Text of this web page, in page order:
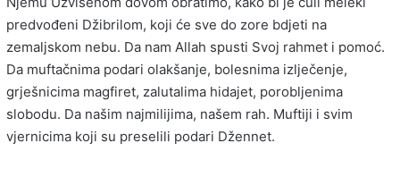
predvođeni Džibrilom, koji će sve do zore bdjeti na
zemaljskom nebu. Da nam Allah spusti Svoj rahmet i pomoć.
Da muftačnima podari olakšanje, bolesnima izlječenje,
grješnicima magfiret, zalutalima hidajet, porobljenima
slobodu. Da našim najmilijima, našem rah. Muftiji i svim
vjernicima koji su preselili podari Džennet.